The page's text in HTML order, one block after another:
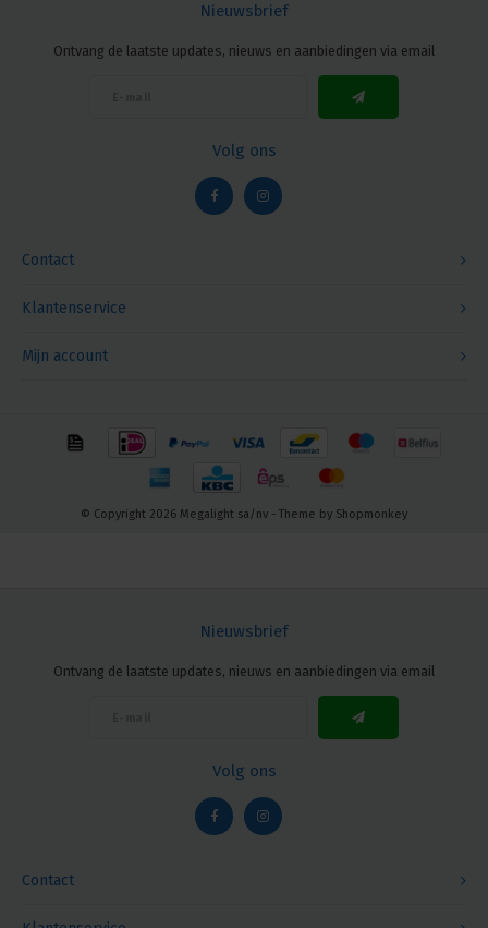
Contact
Nieuwsbrief
Ontvang de laatste updates, nieuws en aanbiedingen via email
Volg ons
Klantenservice
Mijn account
© Copyright 2026 Megalight sa/nv - Theme by Shopmonkey
Contact
Nieuwsbrief
Ontvang de laatste updates, nieuws en aanbiedingen via email
Volg ons